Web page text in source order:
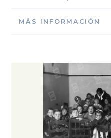
MÁS INFORMACIÓN